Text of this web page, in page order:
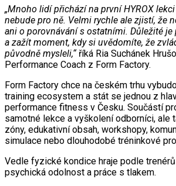
„Mnoho lidí přichází na první HYROX
nebude pro ně. Velmi rychle ale zjistí, že
ani o porovnávání s ostatními. Důležité je
a zažít moment, kdy si uvědomíte, že
původně mysleli,“říká Ria Suchánek
Performance Coach z Form Factory.
Form Factory chce na českém trhu
training ecosystem a stát se jednou z
performance fitness v Česku. Součástí
samotné lekce a vyškolení odborníci, ale
zóny, edukativní obsah, workshopy,
simulace nebo dlouhodobé tréninkové
Vedle fyzické kondice hraje podle
psychická odolnost a práce s tlakem.